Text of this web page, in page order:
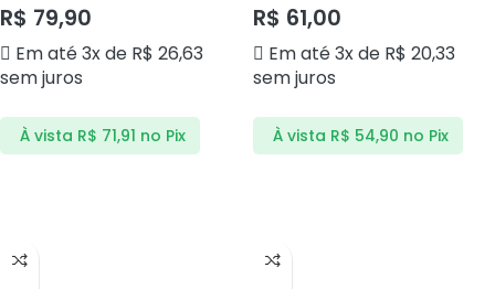
R$ 79,90
Em até 3x de R$ 26,63
sem juros
À vista R$ 71,91 no Pix
R$ 61,00
Em até 3x de R$ 20,33
sem juros
À vista R$ 54,90 no Pix